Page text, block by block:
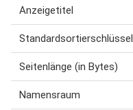
Anzeigetitel
Standardsortierschlüssel
Seitenlänge (in Bytes)
Namensraum